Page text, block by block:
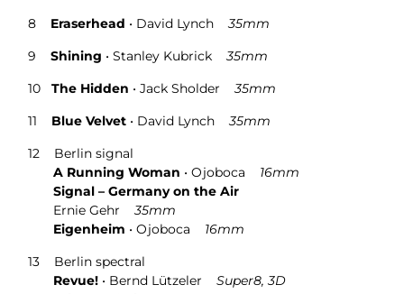
8
Eraserhead • David Lynch35mm
9
Shining •Stanley Kubrick 35mm
10
The Hidden •Jack Sholder35mm
11
Blue Velvet • David Lynch35mm
12 Berlin signal
A Running Woman • Ojoboca 16mm
Signal – Germany on the Air
Ernie Gehr35mm
Eigenheim • Ojoboca 16mm
13 Berlin spectral
Revue! • Bernd LützelerSuper8, 3D